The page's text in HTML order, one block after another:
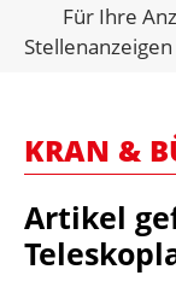
Für Ihre
KRAN &
Artikel